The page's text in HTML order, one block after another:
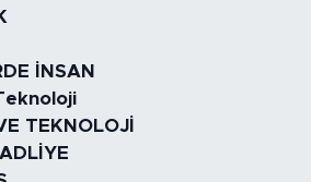
İNSAN
TEKNOLOJİ